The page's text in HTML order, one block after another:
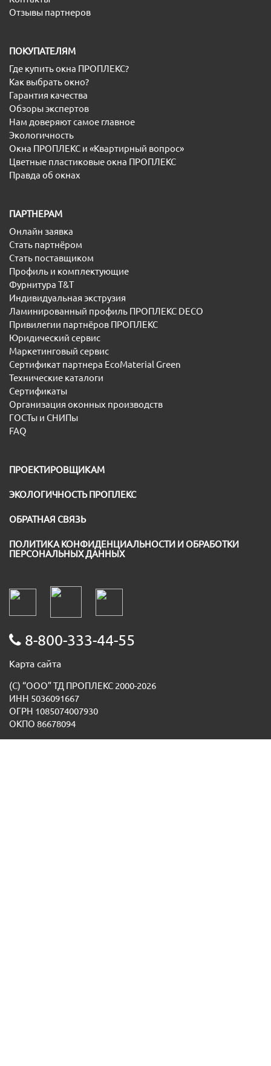
Отзывы партнеров
ПОКУПАТЕЛЯМ
Где купить окна ПРОПЛЕКС?
Как выбрать окно?
Гарантия качества
Обзоры экспертов
Нам доверяют самое главное
Экологичность
Окна ПРОПЛЕКС и «Квартирный вопрос»
Цветные пластиковые окна ПРОПЛЕКС
Правда об окнах
ПАРТНЕРАМ
Онлайн заявка
Стать партнёром
Стать поставщиком
Профиль и комплектующие
Фурнитура T&T
Индивидуальная экструзия
Ламинированный профиль ПРОПЛЕКС DECO
Привилегии партнёров ПРОПЛЕКС
Юридический сервис
Маркетинговый сервис
Сертификат партнера EcoMaterial Green
Технические каталоги
Сертификаты
Организация оконных производств
ГОСТы и СНИПы
FAQ
ПРОЕКТИРОВЩИКАМ
ЭКОЛОГИЧНОСТЬ ПРОПЛЕКС
ОБРАТНАЯ СВЯЗЬ
ПОЛИТИКА КОНФИДЕНЦИАЛЬНОСТИ И ОБРАБОТКИ
ПЕРСОНАЛЬНЫХ ДАННЫХ
8-800-333-44-55
Карта сайта
(С) “ООО” ТД ПРОПЛЕКС 2000-2026
ИНН 5036091667
ОГРН 1085074007930
ОКПО 86678094